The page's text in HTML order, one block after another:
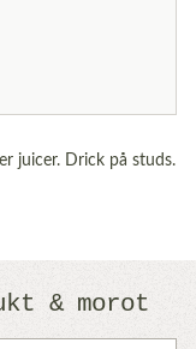
juicer. Drick på studs.
& morot